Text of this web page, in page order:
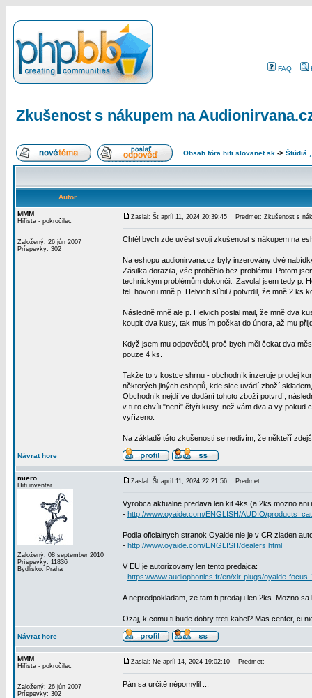
FAQ
Zkušenost s nákupem na
Obsah fóra hifi.slovanet.sk -> Štúdiá
Autor
MMM
Hifista - pokročilec
Založený: 26 jún 2007
Príspevky: 302
Zaslal: Št apríl 11, 2024 20:39:45 Predmet: Zkušenost s
Chtěl bych zde uvést svoji zkušenost s nákupem na
Na eshopu audionirvana.cz byly inzerovány dvě
Zásilka dorazila, vše proběhlo bez problému. Potom
technickým problémům dokončit. Zavolal jsem tedy p.
tel. hovoru mně p. Helvich slíbil / potvrdil, že mně 2 ks
Následně mně ale p. Helvich poslal mail, že mně dva
koupit dva kusy, tak musím počkat do února, až mu
Když jsem mu odpověděl, proč bych měl čekat dva
pouze 4 ks.
Takže to v kostce shrnu - obchodník inzeruje prodej
některých jiných eshopů, kde sice uvádí zboží
Obchodník nejdříve dodání tohoto zboží potvrdí,
v tuto chvíli "není" čtyři kusy, než vám dva a vy pokud
vyřízeno.
Na základě této zkušenosti se nedivím, že někteří
Návrat hore
miero
Hifi inventar
Založený: 08 september 2010
Príspevky: 11836
Bydlisko: Praha
Zaslal: Št apríl 11, 2024 22:21:56 Predmet:
Vyrobca aktualne predava len kit 4ks (a 2ks mozno
- http://www.oyaide.com/ENGLISH/AUDIO/
Podla oficialnych stranok Oyaide nie je v CR ziaden
- http://www.oyaide.com/ENGLISH/dealers.html
V EU je autorizovany len tento predajca:
- https://www.audiophonics.fr/en/xlr-plugs/oyaide-
A nepredpokladam, ze tam ti predaju len 2ks. Mozno
Ozaj, k comu ti bude dobry treti kabel? Mas center, ci
Návrat hore
MMM
Hifista - pokročilec
Založený: 26 jún 2007
Príspevky: 302
Zaslal: Ne apríl 14, 2024 19:02:10 Predmet:
Pán sa určitě něpomýlil ...